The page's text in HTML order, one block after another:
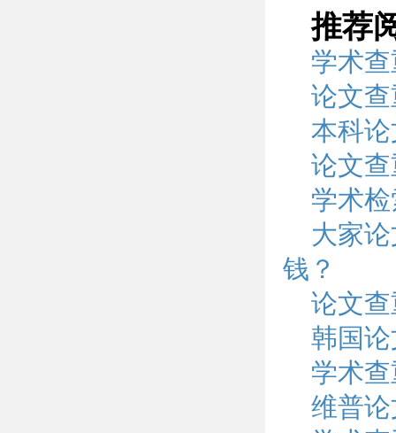
推荐
学术
论文
本科
论文
学术
大家
钱？
论文
韩国
学术
维普